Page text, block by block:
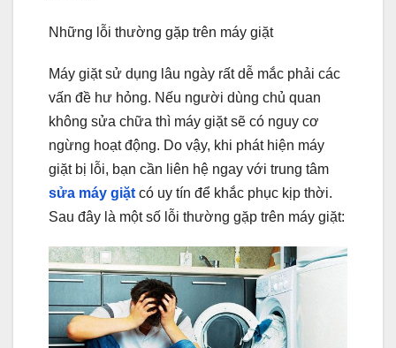
Những lỗi thường gặp trên máy giặt
Máy giặt sử dụng lâu ngày rất dễ mắc phải các
vấn đề hư hỏng. Nếu người dùng chủ quan
không sửa chữa thì máy giặt sẽ có nguy cơ
ngừng hoạt động. Do vậy, khi phát hiện máy
giặt bị lỗi, bạn cần liên hệ ngay với trung tâm
sửa máy giặt có uy tín để khắc phục kịp thời.
Sau đây là một số lỗi thường gặp trên máy giặt: